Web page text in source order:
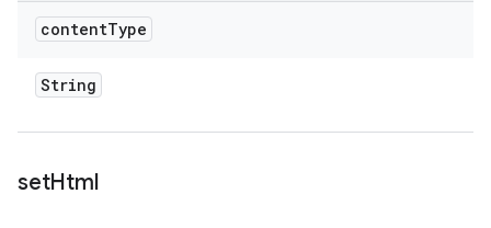
contentType
String
setHtml